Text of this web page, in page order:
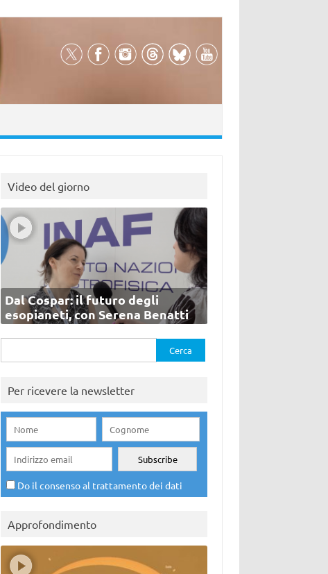
Video del giorno
Dal Cospar: il futuro degli
esopianeti, con Serena Benatti
per:
Per ricevere la newsletter
Do il consenso al trattamento dei dati
Approfondimento